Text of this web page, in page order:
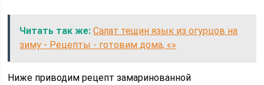
Читать так же: Салат тещин язык из огурцов на
зиму - Рецепты - готовим дома, «»
Ниже приводим рецепт замаринованной